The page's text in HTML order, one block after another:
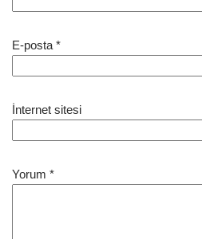
E-posta *
İnternet sitesi
Yorum *